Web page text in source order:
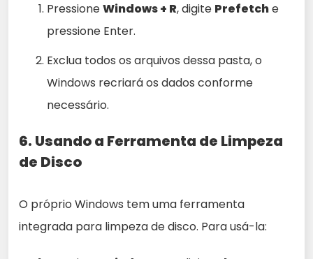
PressioneWindows + R, digite Prefetche
pressione Enter.
Exclua todos os arquivos dessa pasta, o
Windows recriará os dados conforme
necessário.
6. Usando a Ferramenta de Limpeza
de Disco
O próprio Windows tem uma ferramenta
integrada para limpeza de disco. Para usá-la: